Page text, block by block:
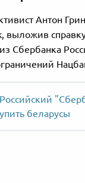
Антон
выложив
Сбербанка
Российский
беларусы